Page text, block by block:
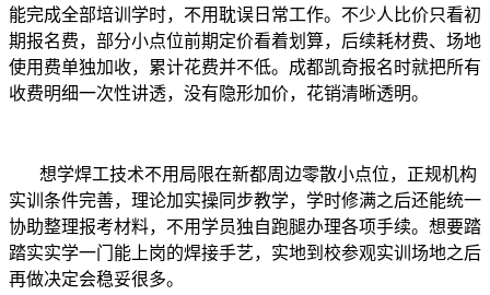
能完成全部培训学时，不用耽误日常工作。不少人比价只看初
期报名费，部分小点位前期定价看着划算，后续耗材费、场地
使用费单独加收，累计花费并不低。成都凯奇报名时就把所有
收费明细一次性讲透，没有隐形加价，花销清晰透明。
想学焊工技术不用局限在新都周边零散小点位，正规机构
实训条件完善，理论加实操同步教学，学时修满之后还能统一
协助整理报考材料，不用学员独自跑腿办理各项手续。想要踏
踏实实学一门能上岗的焊接手艺，实地到校参观实训场地之后
再做决定会稳妥很多。